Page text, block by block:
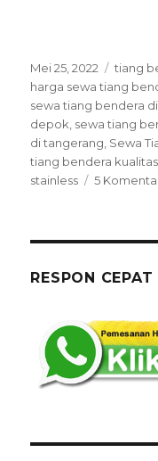
Posted
on
Mei 25, 2022 tiang
harga sewa tiang
sewa tiang bendera
depok sewa tiang
di tangerang Sewa
tiang bendera
stainless
5
RESPON CEPAT